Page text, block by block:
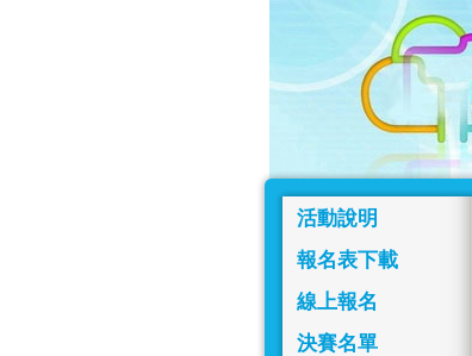
活動說明
報名表下載
線上報名
決賽名單